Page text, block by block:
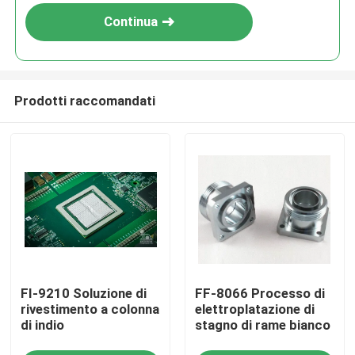
Casa.
Continua
Prodotti raccomandati
FI-9210 Soluzione di
rivestimento a colonna
di indio
FF-8066 Processo di
elettroplatazione di
stagno di rame bianco